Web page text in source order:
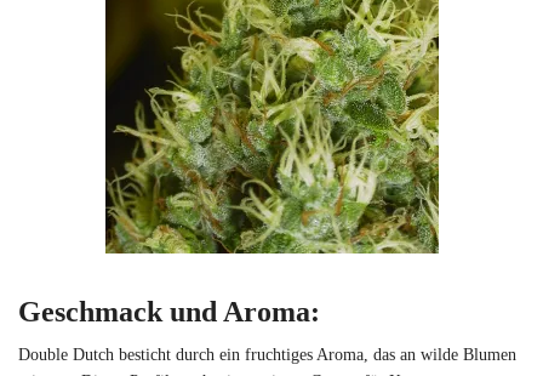
Geschmack und Aroma:
Double Dutch besticht durch ein fruchtiges Aroma, das an wilde Blumen